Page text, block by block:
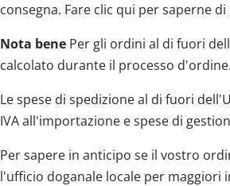
consegna. Fare clic qui per saperne
Nota bene Per gli ordini al di fuori
calcolato durante il processo d'ordine.
Le spese di spedizione al di fuori
IVA all'importazione e spese di
Per sapere in anticipo se il vostro
l'ufficio doganale locale per